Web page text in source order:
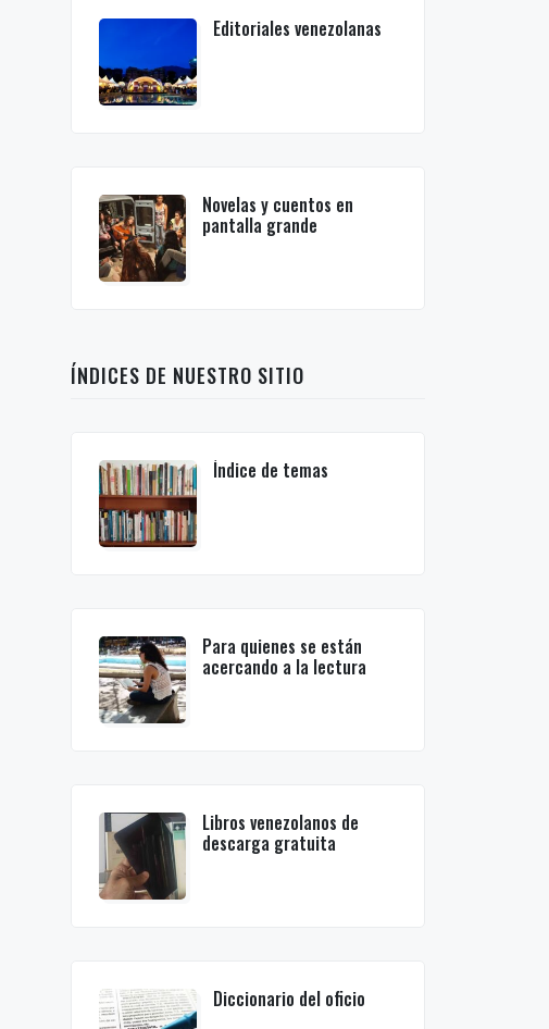
Editoriales venezolanas
Novelas y cuentos en
pantalla grande
ÍNDICES DE NUESTRO SITIO
Índice de temas
Para quienes se están
acercando a la lectura
Libros venezolanos de
descarga gratuita
Diccionario del oficio